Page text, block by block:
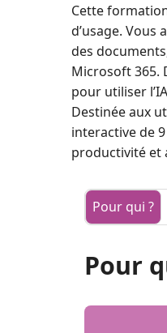
Cette
d’usage.
des
Microsoft 365.
pour utiliser
Destinée aux
interactive de
productivité et
Pour qui ?
Pour